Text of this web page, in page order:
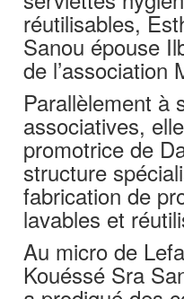
réutilisables,
Sanou épouse
de l’association
Parallèlement à
associatives,
promotrice de
structure
fabrication de
lavables et
Au micro de
Kouéssé Sra